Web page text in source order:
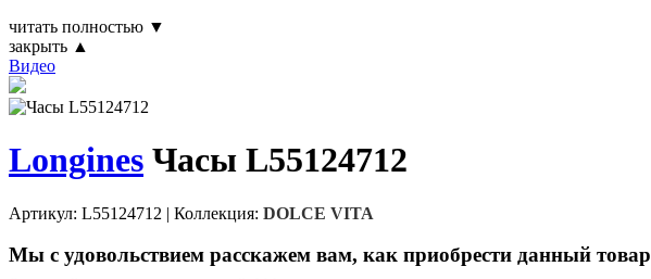
читать полностью ▼
закрыть ▲
Видео
Longines Часы L55124712
Артикул: L55124712 | Коллекция: DOLCE VITA
Мы с удовольствием расскажем вам, как приобрести данный товар